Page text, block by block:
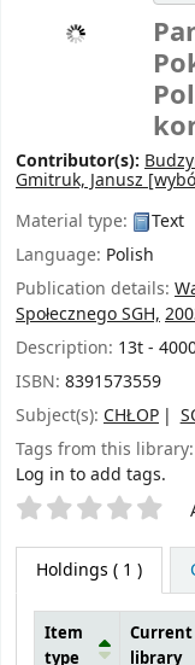
Contributor(s):
Gmitruk, Janusz
Material type:
Text
Language: Polish
Publication details:
Społecznego SGH,
Description: 13t -
ISBN: 8391573559
Subject(s): CHŁOP
Tags from this library:
Log in to add tags.
Star ratings
Holdings ( 1 )
Item
type
Current
library